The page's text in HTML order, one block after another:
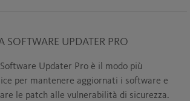
SOFTWARE UPDATER PRO
Updater Pro è il modo più
per mantenere aggiornati i software e
le patch alle vulnerabilità di sicurezza.